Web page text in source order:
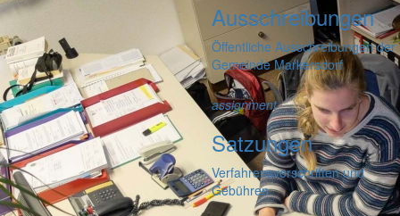
Ausschreibungen
Öffentliche Ausschreibungen der
Gemeinde Markersdorf
assignment
Satzungen
Verfahrensvorschriften und
Gebühren